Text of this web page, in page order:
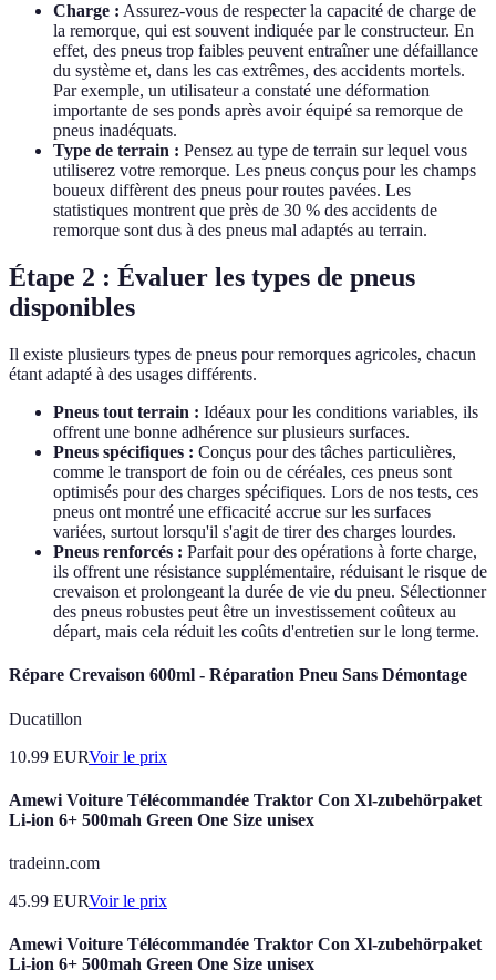
Charge : Assurez-vous de respecter la capacité de charge de
la remorque, qui est souvent indiquée par le constructeur. En
effet, des pneus trop faibles peuvent entraîner une défaillance
du système et, dans les cas extrêmes, des accidents mortels.
Par exemple, un utilisateur a constaté une déformation
importante de ses ponds après avoir équipé sa remorque de
pneus inadéquats.
Type de terrain : Pensez au type de terrain sur lequel vous
utiliserez votre remorque. Les pneus conçus pour les champs
boueux diffèrent des pneus pour routes pavées. Les
statistiques montrent que près de 30 % des accidents de
remorque sont dus à des pneus mal adaptés au terrain.
Étape 2 : Évaluer les types de pneus
disponibles
Il existe plusieurs types de pneus pour remorques agricoles, chacun
étant adapté à des usages différents.
Pneus tout terrain : Idéaux pour les conditions variables, ils
offrent une bonne adhérence sur plusieurs surfaces.
Pneus spécifiques : Conçus pour des tâches particulières,
comme le transport de foin ou de céréales, ces pneus sont
optimisés pour des charges spécifiques. Lors de nos tests, ces
pneus ont montré une efficacité accrue sur les surfaces
variées, surtout lorsqu'il s'agit de tirer des charges lourdes.
Pneus renforcés : Parfait pour des opérations à forte charge,
ils offrent une résistance supplémentaire, réduisant le risque de
crevaison et prolongeant la durée de vie du pneu. Sélectionner
des pneus robustes peut être un investissement coûteux au
départ, mais cela réduit les coûts d'entretien sur le long terme.
Répare Crevaison 600ml - Réparation Pneu Sans Démontage
Ducatillon
10.99 EURVoir le prix
Amewi Voiture Télécommandée Traktor Con Xl-zubehörpaket
Li-ion 6+ 500mah Green One Size unisex
tradeinn.com
45.99 EURVoir le prix
Amewi Voiture Télécommandée Traktor Con Xl-zubehörpaket
Li-ion 6+ 500mah Green One Size unisex